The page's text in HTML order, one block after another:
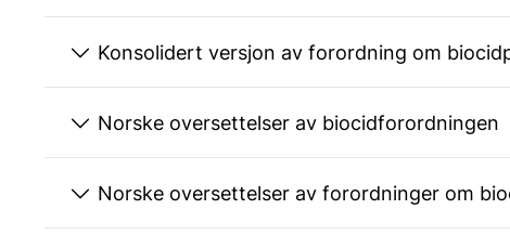
Konsolidert versjon av forordning om
Norske oversettelser av biocidforordningen
Norske oversettelser av forordninger om